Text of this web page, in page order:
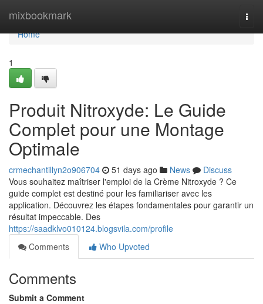
mixbookmark
Home
Home
1
Produit Nitroxyde: Le Guide
Complet pour une Montage
Optimale
crmechantillyn2o906704 51 days ago News
Discuss
Vous souhaitez maîtriser l'emploi de la Crème Nitroxyde ? Ce
guide complet est destiné pour les familiariser avec les
application. Découvrez les étapes fondamentales pour garantir un
résultat impeccable. Des
https://saadklvo010124.blogsvila.com/profile
Comments
Who Upvoted
Comments
Submit a Comment